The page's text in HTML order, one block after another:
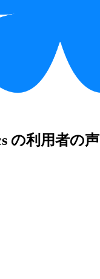
の利用者の声